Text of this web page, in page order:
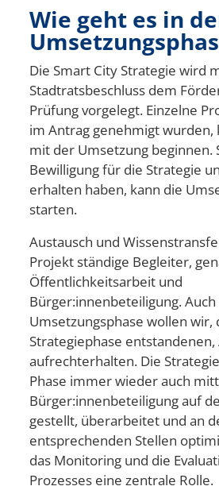
Wie geht es in
Die Smart City Strategie wird
Stadtratsbeschluss dem
Prüfung vorgelegt. Einzelne
im Antrag genehmigt
mit der Umsetzung beginnen.
Bewilligung für die Strategie
erhalten haben, kann die
starten.
Austausch und
Projekt ständige Begleiter,
Öffentlichkeitsarbeit und
Bürger:innenbeteiligung.
Umsetzungsphase wollen wir,
Strategiephase
aufrechterhalten. Die
Phase immer wieder auch
Bürger:innenbeteiligung auf
gestellt, überarbeitet und an
entsprechenden Stellen
das Monitoring und die
Prozesses eine zentrale Rolle.